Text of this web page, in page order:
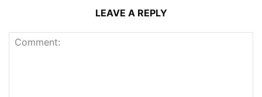
LEAVE A REPLY